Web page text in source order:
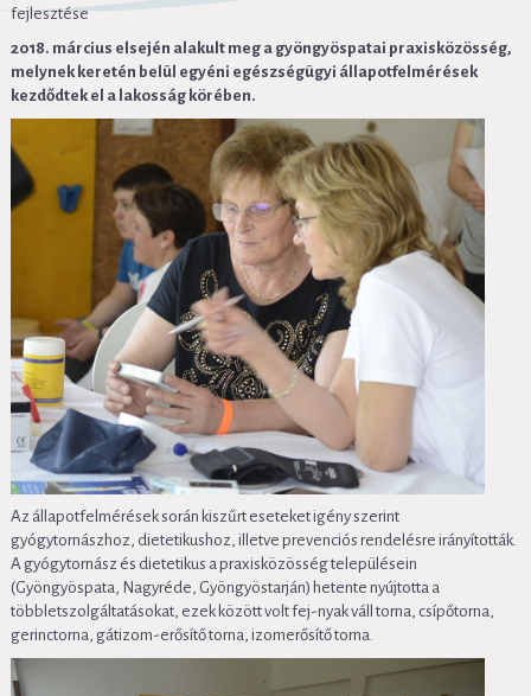
fejlesztése
2018. március elsején alakult meg a gyöngyöspatai praxisközösség,
melynek keretén belül egyéni egészségügyi állapotfelmérések
kezdődtek el a lakosság körében.
Az állapotfelmérések során kiszűrt eseteket igény szerint
gyógytornászhoz, dietetikushoz, illetve prevenciós rendelésre irányították.
A gyógytornász és dietetikus a praxisközösség településein
(Gyöngyöspata, Nagyréde, Gyöngyöstarján) hetente nyújtotta a
többletszolgáltatásokat, ezek között volt fej-nyak váll torna, csípőtorna,
gerinctorna, gátizom-erősítő torna, izomerősítő torna.